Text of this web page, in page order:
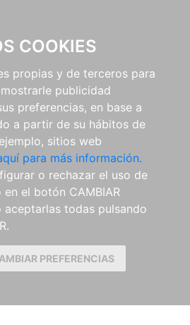
COOKIES
propias y de terceros para
publicidad
preferencias, en base a
a partir de su hábitos de
sitios web
para más información.
o rechazar el uso de
el botón CAMBIAR
aceptarlas todas pulsando
PREFERENCIAS